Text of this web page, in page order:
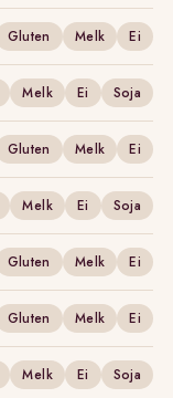
Gluten Melk Ei
Melk Ei Soja
Gluten Melk Ei
Melk Ei Soja
Gluten Melk Ei
Gluten Melk Ei
Melk Ei Soja